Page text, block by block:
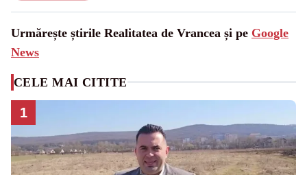
Urmărește știrile Realitatea de Vrancea și pe Google
News
CELE MAI CITITE
1